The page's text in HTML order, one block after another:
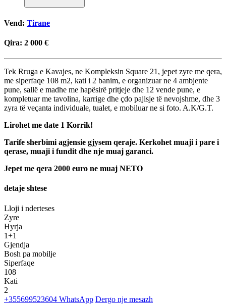
Vend: Tirane
Qira: 2 000 €
Tek Rruga e Kavajes, ne Kompleksin Square 21, jepet zyre me qera,
me siperfaqe 108 m2, kati i 2 banim, e organizuar ne 4 ambjente
pune, sallë e madhe me hapësirë pritjeje dhe 12 vende pune, e
kompletuar me tavolina, karrige dhe çdo pajisje të nevojshme, dhe 3
zyra të veçanta individuale, tualet, e mobiluar ne si foto. A.K/G.T.
Lirohet me date 1 Korrik!
Tarife sherbimi agjensie gjysem qeraje. Kerkohet muaji i pare i
qerase, muaji i fundit dhe nje muaj garanci.
Jepet me qera 2000 euro ne muaj NETO
detaje shtese
Lloji i nderteses
Zyre
Hyrja
1+1
Gjendja
Bosh pa mobilje
Siperfaqe
108
Kati
2
+355699523604 WhatsApp Dergo nje mesazh